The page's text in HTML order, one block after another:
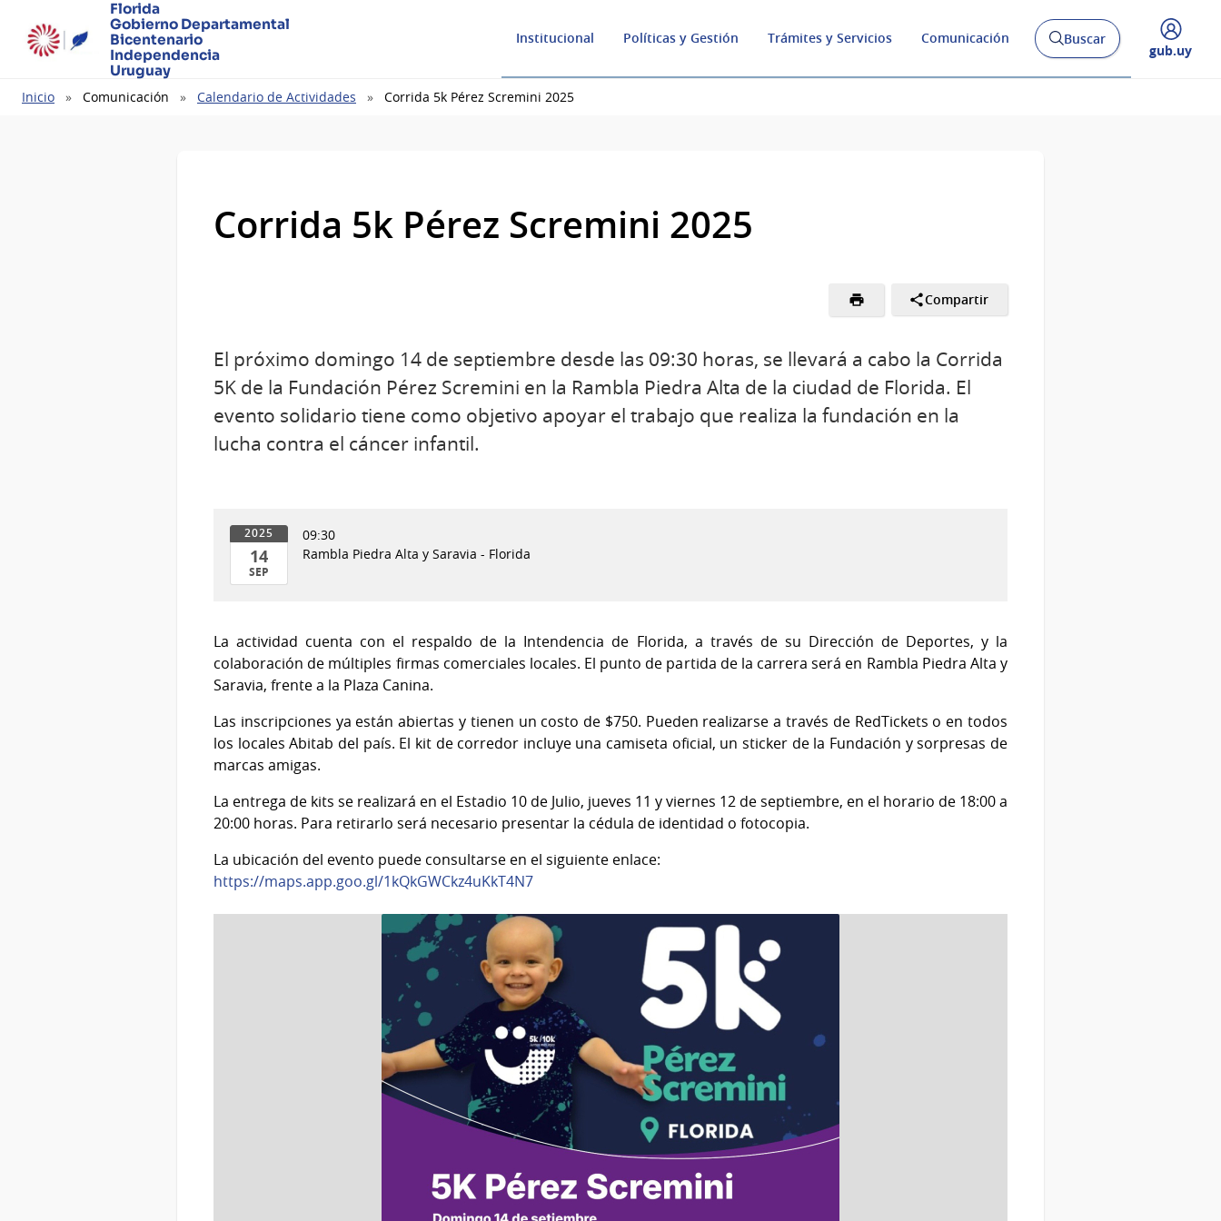
Florida
Gobierno Departamental
Bicentenario
Independencia
Uruguay
Institucional Políticas y Gestión Trámites y Servicios Comunicación
AbrirBuscar
Desplegar
gub.uy
Ruta
Inicio Comunicación Calendario de Actividades Corrida 5k Pérez Scremini 2025
Corrida 5k Pérez Scremini 2025
Compartir
El próximo domingo 14 de septiembre desde las 09:30 horas, se llevará a cabo la Corrida
5K de la Fundación Pérez Scremini en la Rambla Piedra Alta de la ciudad de Florida. El
evento solidario tiene como objetivo apoyar el trabajo que realiza la fundación en la
lucha contra el cáncer infantil.
2025
14
SEP
Sep
del
2025
09:30
Rambla Piedra Alta y Saravia - Florida
La actividad cuenta con el respaldo de la Intendencia de Florida, a través de su Dirección de Deportes, y la
colaboración de múltiples firmas comerciales locales. El punto de partida de la carrera será en Rambla Piedra Alta y
Saravia, frente a la Plaza Canina.
Las inscripciones ya están abiertas y tienen un costo de $750. Pueden realizarse a través de RedTickets o en todos
los locales Abitab del país. El kit de corredor incluye una camiseta oficial, un sticker de la Fundación y sorpresas de
marcas amigas.
La entrega de kits se realizará en el Estadio 10 de Julio, jueves 11 y viernes 12 de septiembre, en el horario de 18:00 a
20:00 horas. Para retirarlo será necesario presentar la cédula de identidad o fotocopia.
La ubicación del evento puede consultarse en el siguiente enlace:
https://maps.app.goo.gl/1kQkGWCkz4uKkT4N7